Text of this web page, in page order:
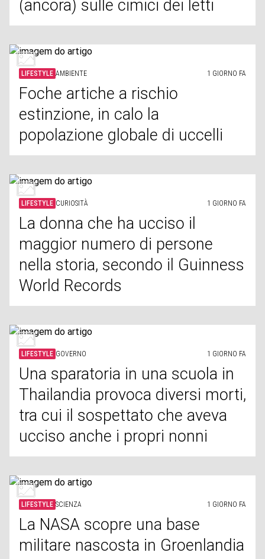
(ancora) sulle cimici dei letti
LIFESTYLE AMBIENTE 1 GIORNO FA
Foche artiche a rischio
estinzione, in calo la
popolazione globale di uccelli
LIFESTYLE CURIOSITÀ 1 GIORNO FA
La donna che ha ucciso il
maggior numero di persone
nella storia, secondo il Guinness
World Records
LIFESTYLE GOVERNO 1 GIORNO FA
Una sparatoria in una scuola in
Thailandia provoca diversi morti,
tra cui il sospettato che aveva
ucciso anche i propri nonni
LIFESTYLE SCIENZA 1 GIORNO FA
La NASA scopre una base
militare nascosta in Groenlandia